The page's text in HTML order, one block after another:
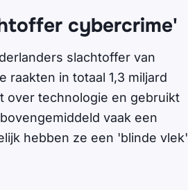
cybercrime'
slachtoffer van
in totaal 1,3 miljard
over technologie en gebruikt
vaak een
hebben ze een 'blinde vlek'